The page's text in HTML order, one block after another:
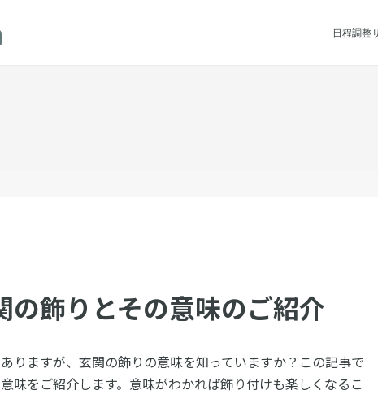
日程調整
の飾りとその意味のご紹介
りますが、玄関の飾りの意味を知っていますか？この記事で
味をご紹介します。意味がわかれば飾り付けも楽しくなるこ